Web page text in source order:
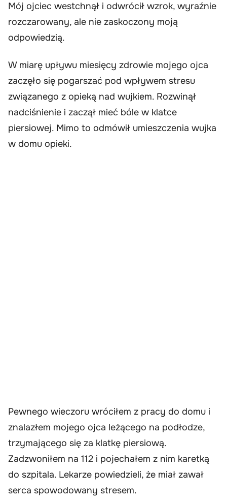
Mój ojciec westchnął i odwrócił wzrok, wyraźnie
rozczarowany, ale nie zaskoczony moją
odpowiedzią.
W miarę upływu miesięcy zdrowie mojego ojca
zaczęło się pogarszać pod wpływem stresu
związanego z opieką nad wujkiem. Rozwinął
nadciśnienie i zaczął mieć bóle w klatce
piersiowej. Mimo to odmówił umieszczenia wujka
w domu opieki.
Pewnego wieczoru wróciłem z pracy do domu i
znalazłem mojego ojca leżącego na podłodze,
trzymającego się za klatkę piersiową.
Zadzwoniłem na 112 i pojechałem z nim karetką
do szpitala. Lekarze powiedzieli, że miał zawał
serca spowodowany stresem.